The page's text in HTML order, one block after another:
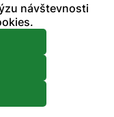
KV
návštevnosti